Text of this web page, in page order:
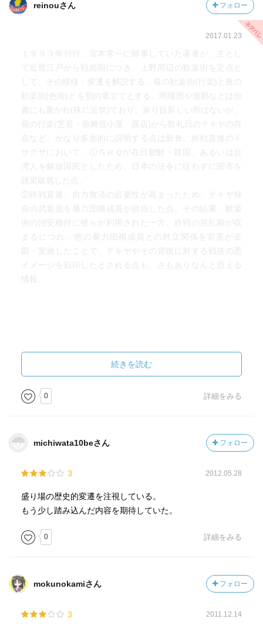
reinouさん フォロー
2017.01.23
１９９３年刊行。宮本常一に師事していた著者が、主とし
て近世江戸から戦前期につき、上野周辺の歓楽街を定点と
して、その模様・変遷を解説する。昼の歓楽街(行楽)と夜の
歓楽街(色街)とを別の章立てとする。岡場所や遊郭などは他
書にも書かれ(殊に近世)ており、余り目新しい所はないが、
昼の行楽(芝居・歌舞伎小屋、露店)から祭礼日のテキヤの存
在など、かなり多面的に説明する点は新奇。終戦直後のド
サクサにおいて、①ＧＨＱが在日朝鮮・韓国、あるいは台
湾人を解放国民としたため、日本の法令に従わずに闇市を
跳梁跋扈した点。
②終戦直後、自力救済の必要性が高まったため、テキヤ独
自の武装面を暴力団構成員が担当した点。その結果、歓楽
街の治安維持に彼らが利用された一方、終戦の混乱期が収
まるにつれ、他の暴力団構成員との対立関係を官憲が企
図・実施したことで、テキヤやその背後に対する戦後の悪
イメージを刻印したとされる点も、さもありなんと思える
情報。
続きを読む
0 詳細をみる
michiwata10beさん フォロー
3 2012.05.28
盛り場の歴史的変遷を注視している。
もう少し踏み込んだ内容を期待していた。
0 詳細をみる
mokunokamiさん フォロー
3 2011.12.14